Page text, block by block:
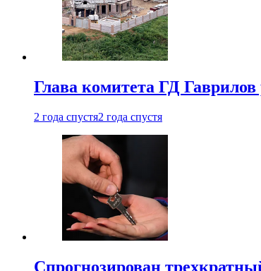
Глава комитета ГД
2 года спустя2 года спустя
Спрогнозирован